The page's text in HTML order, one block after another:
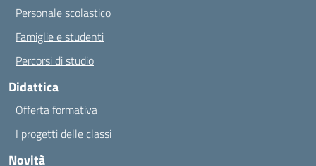
Personale scolastico
Famiglie e studenti
Percorsi di studio
Didattica
Offerta formativa
I progetti delle classi
Novità